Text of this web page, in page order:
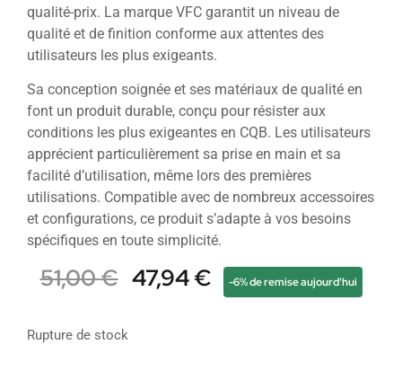
qualité-prix. La marque VFC garantit un niveau de
qualité et de finition conforme aux attentes des
utilisateurs les plus exigeants.
Sa conception soignée et ses matériaux de qualité en
font un produit durable, conçu pour résister aux
conditions les plus exigeantes en CQB. Les utilisateurs
apprécient particulièrement sa prise en main et sa
facilité d’utilisation, même lors des premières
utilisations. Compatible avec de nombreux accessoires
et configurations, ce produit s’adapte à vos besoins
spécifiques en toute simplicité.
51,00€ 47,94€ -6% de remise aujourd'hui
Rupture de stock